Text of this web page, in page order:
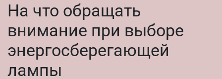
На что обращать
внимание при выборе
энергосберегающей
лампы